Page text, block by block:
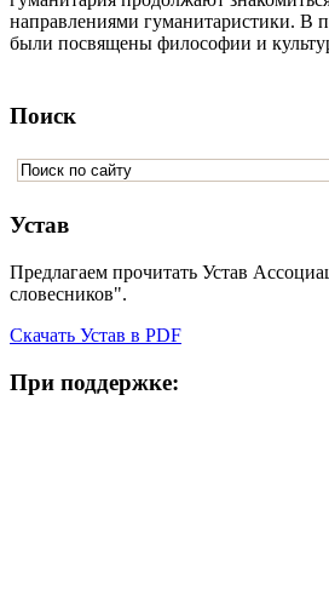
направлениями гуманитаристики. В
были посвящены философии и
Поиск
Устав
Предлагаем прочитать Устав
словесников".
Скачать Устав в PDF
При поддержке: